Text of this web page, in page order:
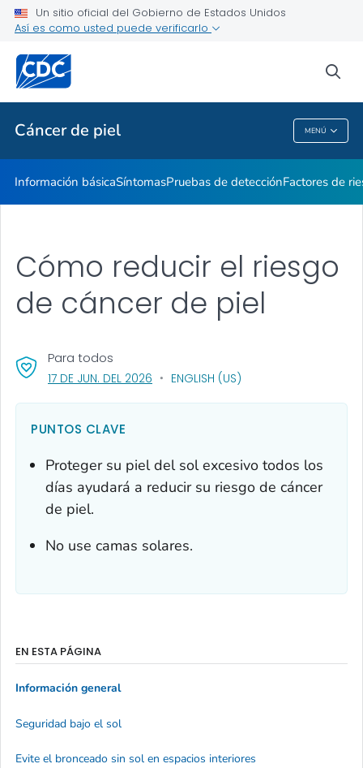
Un sitio oficial del Gobierno de Estados Unidos
Así es como usted puede verificarlo
Cáncer de piel MENÚ
Temas relacionados
Cáncer De Piel
Información básicaSíntomasPruebas de detecciónFactores de
Cómo reducir el riesgo
de cáncer de piel
Para todos
17 DE JUN. DEL 2026 , VISIT LINK FOR DETAILS.
ENGLISH (US)
PUNTOS CLAVE
Proteger su piel del sol excesivo todos los
días ayudará a reducir su riesgo de cáncer
de piel.
No use camas solares.
EN ESTA PÁGINA
Información general
Seguridad bajo el sol
Evite el bronceado sin sol en espacios interiores